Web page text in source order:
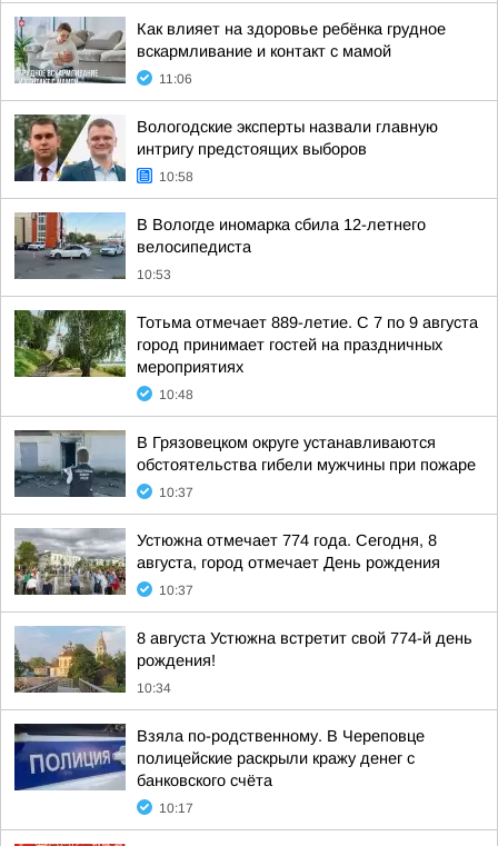
Как влияет на здоровье ребёнка грудное
вскармливание и контакт с мамой
11:06
Вологодские эксперты назвали главную
интригу предстоящих выборов
10:58
В Вологде иномарка сбила 12-летнего
велосипедиста
10:53
Тотьма отмечает 889-летие. С 7 по 9 августа
город принимает гостей на праздничных
мероприятиях
10:48
В Грязовецком округе устанавливаются
обстоятельства гибели мужчины при пожаре
10:37
Устюжна отмечает 774 года. Сегодня, 8
августа, город отмечает День рождения
10:37
8 августа Устюжна встретит свой 774-й день
рождения!
10:34
Взяла по-родственному. В Череповце
полицейские раскрыли кражу денег с
банковского счёта
10:17